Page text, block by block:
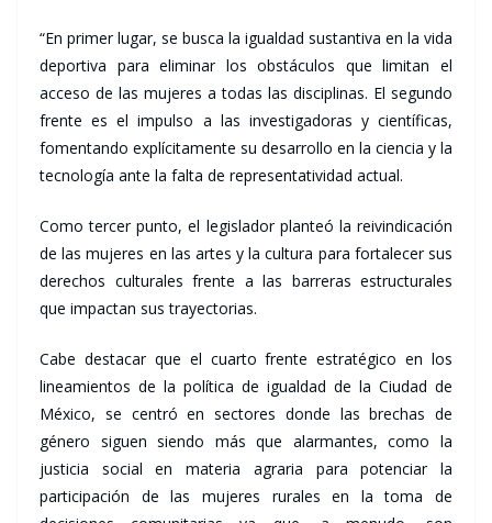
“En primer lugar, se busca la igualdad sustantiva en la vida
deportiva para eliminar los obstáculos que limitan el
acceso de las mujeres a todas las disciplinas. El segundo
frente es el impulso a las investigadoras y científicas,
fomentando explícitamente su desarrollo en la ciencia y la
tecnología ante la falta de representatividad actual.
Como tercer punto, el legislador planteó la reivindicación
de las mujeres en las artes y la cultura para fortalecer sus
derechos culturales frente a las barreras estructurales
que impactan sus trayectorias.
Cabe destacar que el cuarto frente estratégico en los
lineamientos de la política de igualdad de la Ciudad de
México, se centró en sectores donde las brechas de
género siguen siendo más que alarmantes, como la
justicia social en materia agraria para potenciar la
participación de las mujeres rurales en la toma de